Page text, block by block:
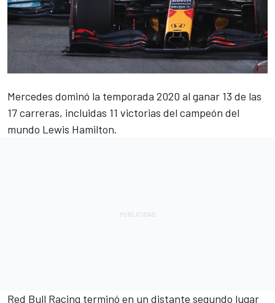
Mercedes dominó la temporada 2020 al ganar 13 de las
17 carreras, incluidas 11 victorias del campeón del
mundo Lewis Hamilton.
Red Bull Racing terminó en un distante segundo lugar